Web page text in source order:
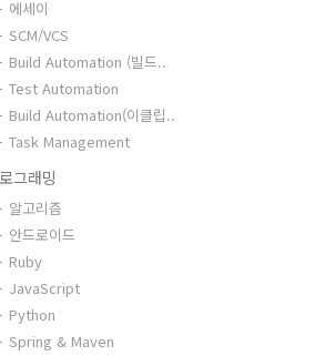
에세이
SCM/VCS
Build Automation (빌드..
Test Automation
Build Automation(이클립..
Task Management
그래밍
알고리즘
안드로이드
Ruby
JavaScript
Python
Spring & Maven